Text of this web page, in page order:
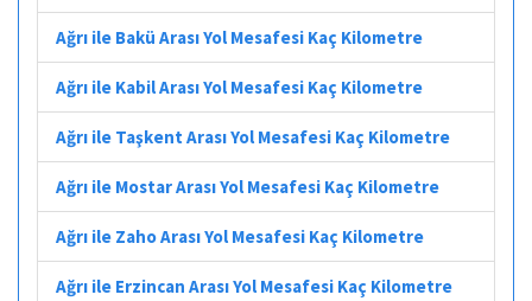
Ağrı ile Bakü Arası Yol Mesafesi Kaç Kilometre
Ağrı ile Kabil Arası Yol Mesafesi Kaç Kilometre
Ağrı ile Taşkent Arası Yol Mesafesi Kaç Kilometre
Ağrı ile Mostar Arası Yol Mesafesi Kaç Kilometre
Ağrı ile Zaho Arası Yol Mesafesi Kaç Kilometre
Ağrı ile Erzincan Arası Yol Mesafesi Kaç Kilometre